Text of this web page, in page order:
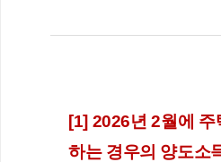
[1] 2026년 2월에 주
하는 경우의 양도소